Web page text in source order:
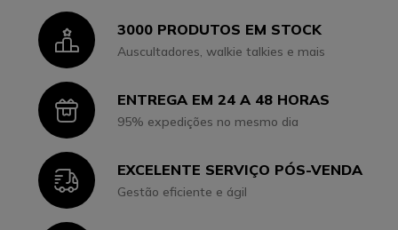
Icon3000 PRODUTOS EM STOCK
Auscultadores, walkie talkies e mais
IconENTREGA EM 24 A 48 HORAS
95% expedições no mesmo dia
IconEXCELENTE SERVIÇO PÓS-VENDA
Gestão eficiente e ágil